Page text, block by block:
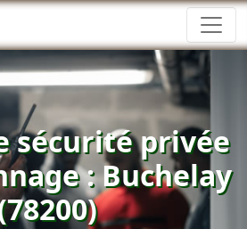
sécurité privée
: Buchelay